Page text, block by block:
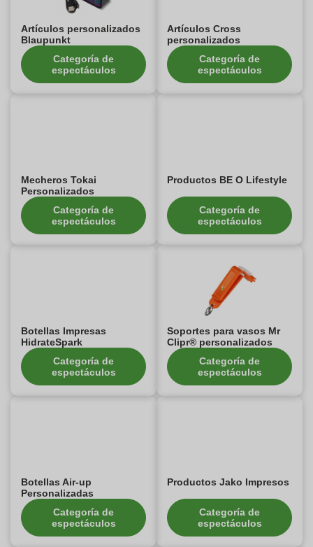
Artículos personalizados
Blaupunkt
Categoría de
espectáculos
Artículos Cross
personalizados
Categoría de
espectáculos
Mecheros Tokai
Personalizados
Categoría de
espectáculos
Productos BE O Lifestyle
Categoría de
espectáculos
Botellas Impresas
HidrateSpark
Categoría de
espectáculos
Soportes para vasos Mr
Clipr® personalizados
Categoría de
espectáculos
Botellas Air-up
Personalizadas
Categoría de
espectáculos
Productos Jako Impresos
Categoría de
espectáculos